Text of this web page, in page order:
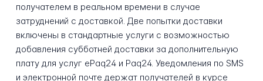
получателем в реальном времени в случае
затруднений с доставкой. Две попытки доставки
включены в стандартные услуги с возможностью
добавления субботней доставки за дополнительную
плату для услуг ePaq24 и Paq24. Уведомления по SMS
и электронной почте держат получателей в курсе